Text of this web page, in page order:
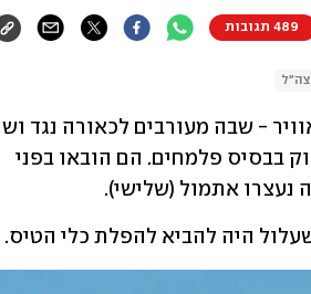
489 תגובות
צה"ל
נעצרו אתמול (שלישי).
היה להביא להפלת כלי הטיס.